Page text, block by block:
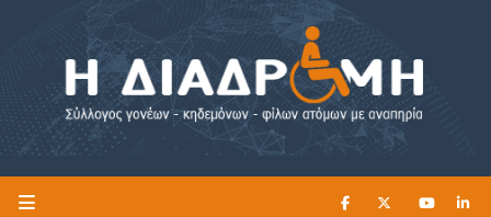
Η ΔΙΑΔΡΟΜΗ ΔΙΑΒΑΣΤΕ ΕΔΩ ►